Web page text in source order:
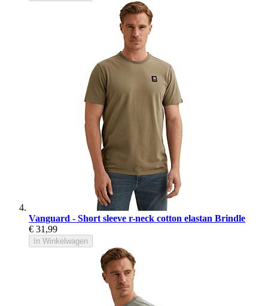
Vanguard - Short sleeve r-neck cotton elastan Brindle
€ 31,99
In Winkelwagen